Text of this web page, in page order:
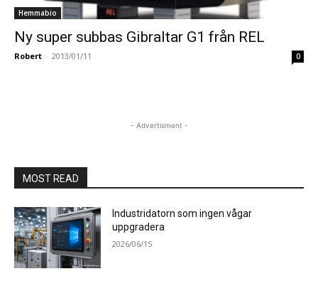
Hemmabio
Ny super subbas Gibraltar G1 från REL
Robert - 2013/01/11 0
- Advertisment -
MOST READ
Industridatorn som ingen vågar
uppgradera
2026/06/15